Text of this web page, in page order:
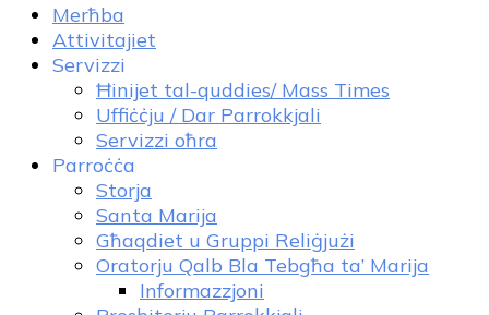
Merħba
Attivitajiet
Servizzi
Ħinijet tal-quddies/ Mass Times
Uffiċċju / Dar Parrokkjali
Servizzi oħra
Parroċċa
Storja
Santa Marija
Għaqdiet u Gruppi Reliġjużi
Oratorju Qalb Bla Tebgħa ta’ Marija
Informazzjoni